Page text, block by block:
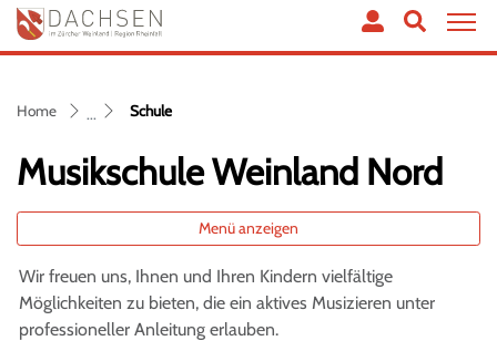
Dachsen
Home Schule(ausgewählt)
Musikschule Weinland Nord
Menü anzeigen
Wir freuen uns, Ihnen und Ihren Kindern vielfältige
Möglichkeiten zu bieten, die ein aktives Musizieren unter
professioneller Anleitung erlauben.